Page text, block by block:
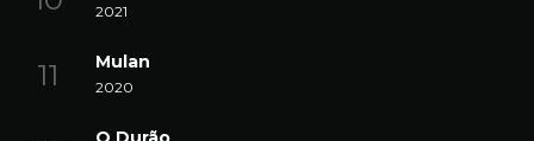
2021
Mulan
2020